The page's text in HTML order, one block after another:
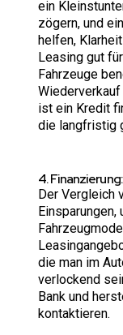
ein
zögern, und
helfen,
Leasing gut
Fahrzeuge
ist ein Kredit
die langfristig
4.
Der Vergleich
Einsparungen,
die man im
verlockend
Bank und
kontaktieren.